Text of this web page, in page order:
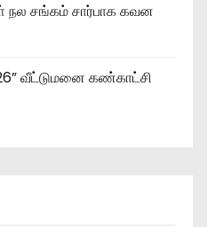
நல சங்கம் சார்பாக கவன
வீட்டுமனை கண்காட்சி